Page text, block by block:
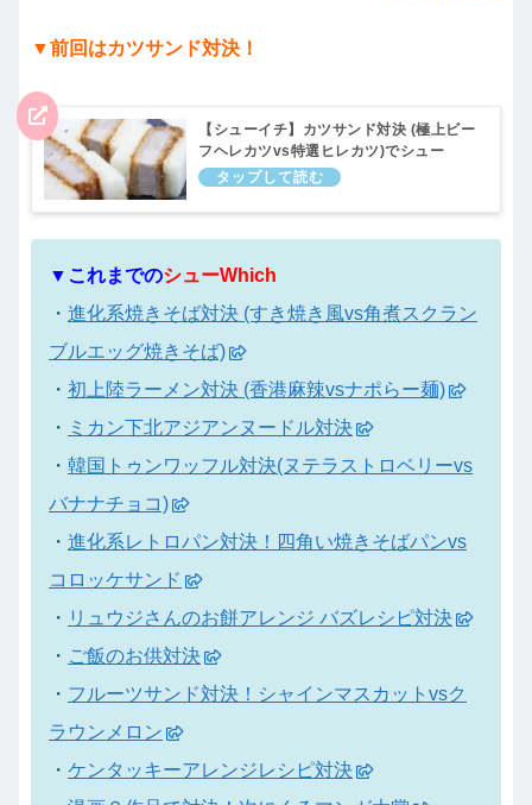
▼前回はカツサンド対決！
【シューイチ】カツサンド対決 (極上ビー
フヘレカツvs特選ヒレカツ)でシュー
Which！7月17日
▼これまでのシューWhich
・ 進化系焼きそば対決 (すき焼き風vs角煮スクラン
ブルエッグ焼きそば)
・ 初上陸ラーメン対決 (香港麻辣vsナポらー麺)
・ ミカン下北アジアンヌードル対決
・ 韓国トゥンワッフル対決(ヌテラストロベリーvs
バナナチョコ)
・ 進化系レトロパン対決！四角い焼きそばパンvs
コロッケサンド
・ リュウジさんのお餅アレンジ バズレシピ対決
・ ご飯のお供対決
・ フルーツサンド対決！シャインマスカットvsク
ラウンメロン
・ ケンタッキーアレンジレシピ対決